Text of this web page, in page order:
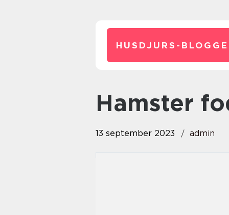
HUSDJURS-
hamster
13 september 2023 admin